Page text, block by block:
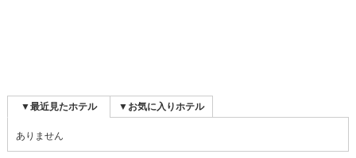
▼最近見たホテル
ありません
▼お気に入りホテル